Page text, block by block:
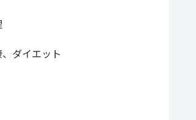
ダイエット